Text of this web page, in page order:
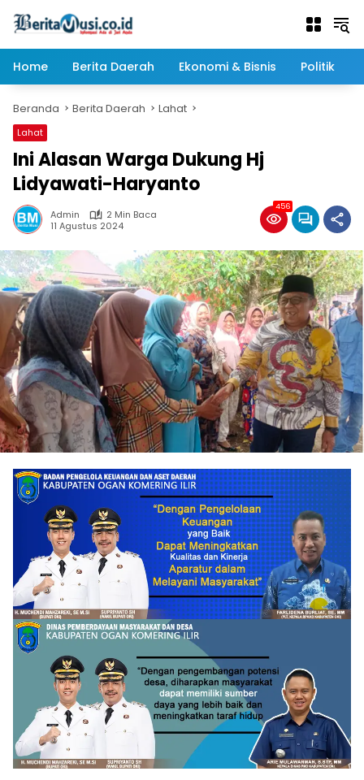
Home
Berita Daerah Ekonomi & Bisnis Politik
Beranda Berita Daerah Lahat
Lahat
Ini Alasan Warga Dukung Hj
Lidyawati-Haryanto
Admin
2 Min Baca
11 Agustus 2024
456